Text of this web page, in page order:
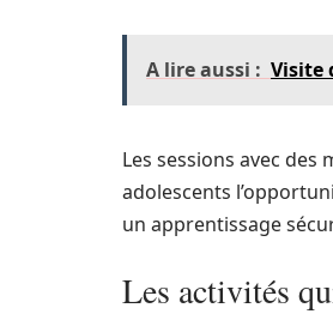
A lire aussi : Visite
Les sessions avec
adolescents
un apprentissage
Les activités